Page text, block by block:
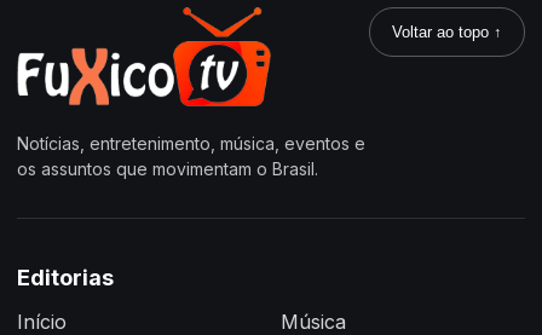
Notícias, entretenimento, música, eventos e
os assuntos que movimentam o Brasil.
Voltar ao topo ↑
Editorias
Início
Música